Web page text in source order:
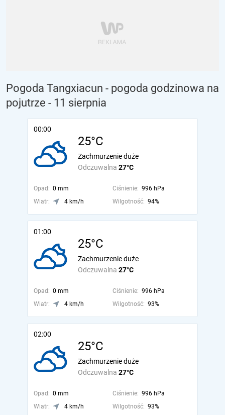
Pogoda Tangxiacun - pogoda godzinowa na
pojutrze - 11 sierpnia
00:00
25°C
Odczuwalna 27°C
Zachmurzenie duże
Opad: 0 mm Ciśnienie: 996 hPa
Wiatr:
4 km/h Wilgotność: 94%
01:00
25°C
Odczuwalna 27°C
Zachmurzenie duże
Opad: 0 mm Ciśnienie: 996 hPa
Wiatr:
4 km/h Wilgotność: 93%
02:00
25°C
Odczuwalna 27°C
Zachmurzenie duże
Opad: 0 mm Ciśnienie: 996 hPa
Wiatr:
4 km/h Wilgotność: 93%